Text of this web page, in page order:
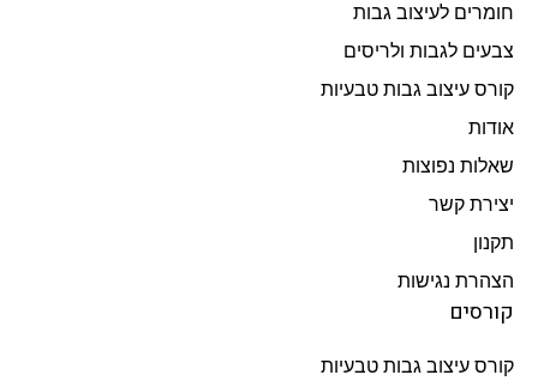
חומרים לעיצוב גבות
צבעים לגבות ולריסים
קורס עיצוב גבות טבעיות
אודות
שאלות נפוצות
יצירת קשר
תקנון
הצהרת נגישות
קורסים
קורס עיצוב גבות טבעיות